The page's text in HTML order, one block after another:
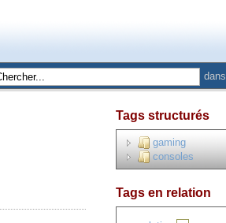
dans
Tags structurés
gaming
consoles
Tags en relation